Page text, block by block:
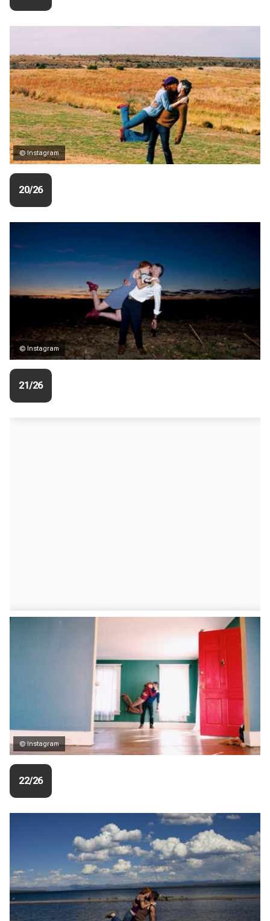
© Instagram
20/26
© Instagram
21/26
© Instagram
22/26